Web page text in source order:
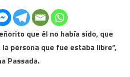
que él no había sido, que
persona que fue estaba libre”,
Passada.